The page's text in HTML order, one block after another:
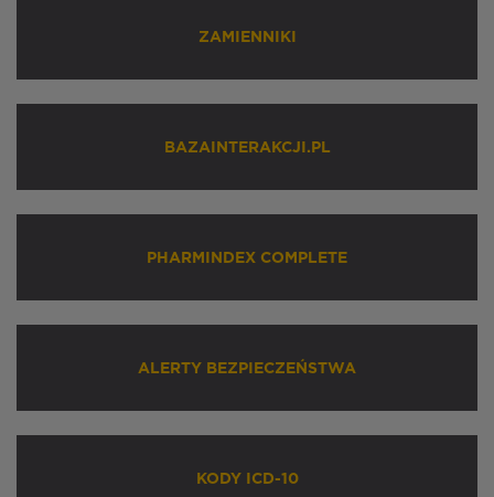
ZAMIENNIKI
BAZAINTERAKCJI.PL
PHARMINDEX COMPLETE
ALERTY BEZPIECZEŃSTWA
KODY ICD-10